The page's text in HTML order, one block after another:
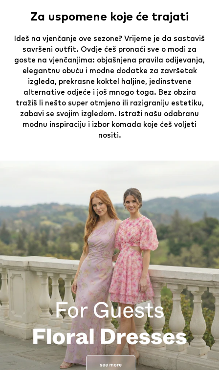
Za uspomene koje će trajati
Ideš na vjenčanje ove sezone? Vrijeme je da sastaviš
savršeni outfit. Ovdje ćeš pronaći sve o modi za
goste na vjenčanjima: objašnjena pravila odijevanja,
elegantnu obuću i modne dodatke za završetak
izgleda, prekrasne koktel haljine, jedinstvene
alternative odjeće i još mnogo toga. Bez obzira
tražiš li nešto super otmjeno ili razigraniju estetiku,
zabavi se svojim izgledom. Istraži našu odabranu
modnu inspiraciju i izbor komada koje ćeš voljeti
nositi.